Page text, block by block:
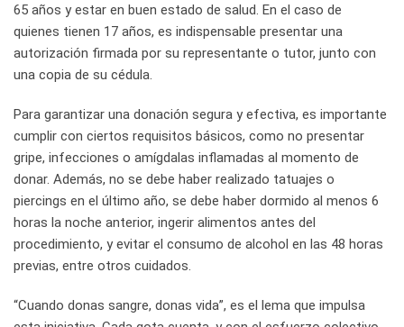
65 años y estar en buen estado de salud. En el caso de
quienes tienen 17 años, es indispensable presentar una
autorización firmada por su representante o tutor, junto con
una copia de su cédula.
Para garantizar una donación segura y efectiva, es importante
cumplir con ciertos requisitos básicos, como no presentar
gripe, infecciones o amígdalas inflamadas al momento de
donar. Además, no se debe haber realizado tatuajes o
piercings en el último año, se debe haber dormido al menos 6
horas la noche anterior, ingerir alimentos antes del
procedimiento, y evitar el consumo de alcohol en las 48 horas
previas, entre otros cuidados.
“Cuando donas sangre, donas vida”, es el lema que impulsa